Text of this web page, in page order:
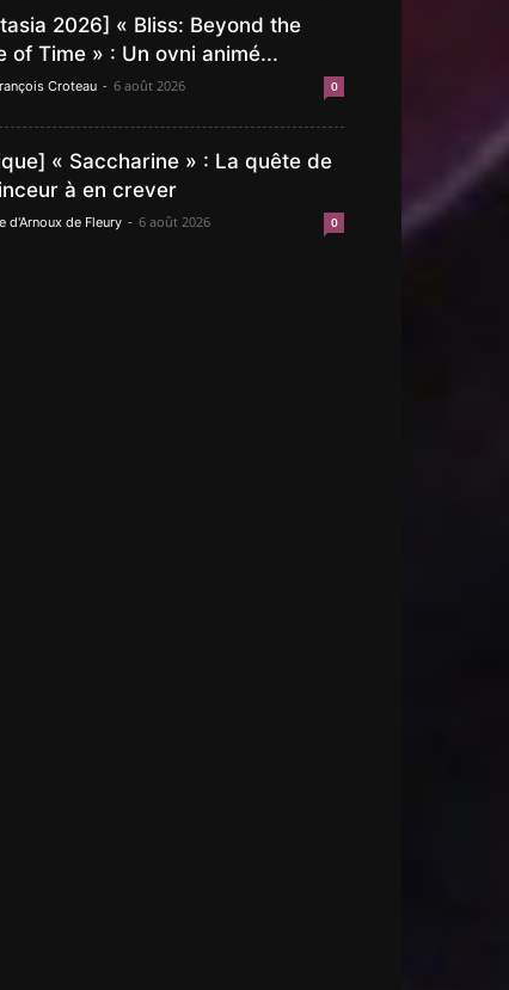
2026] « Bliss: Beyond the
of Time » : Un ovni animé...
Croteau - 6 août 2026 0
« Saccharine » : La quête de
à en crever
d'Arnoux de Fleury - 6 août 2026 0